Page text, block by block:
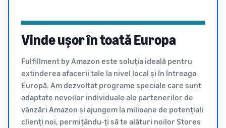
Vinde ușor în toată Europa
Fulfillment by Amazon este soluția ideală pentru
extinderea afacerii tale la nivel local și în întreaga
Europă. Am dezvoltat programe speciale care sunt
adaptate nevoilor individuale ale partenerilor de
vânzări Amazon și ajungem la milioane de potențiali
clienți noi, permițându-ți să te alături noilor Stores